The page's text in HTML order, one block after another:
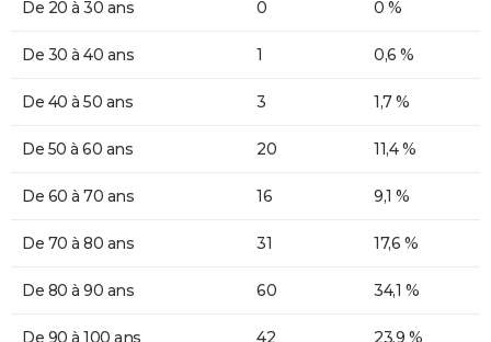
De 20 à 30 ans 0 0 %
De 30 à 40 ans 1 0,6 %
De 40 à 50 ans 3 1,7 %
De 50 à 60 ans 20 11,4 %
De 60 à 70 ans 16 9,1 %
De 70 à 80 ans 31 17,6 %
De 80 à 90 ans 60 34,1 %
De 90 à 100 ans 42 23,9 %